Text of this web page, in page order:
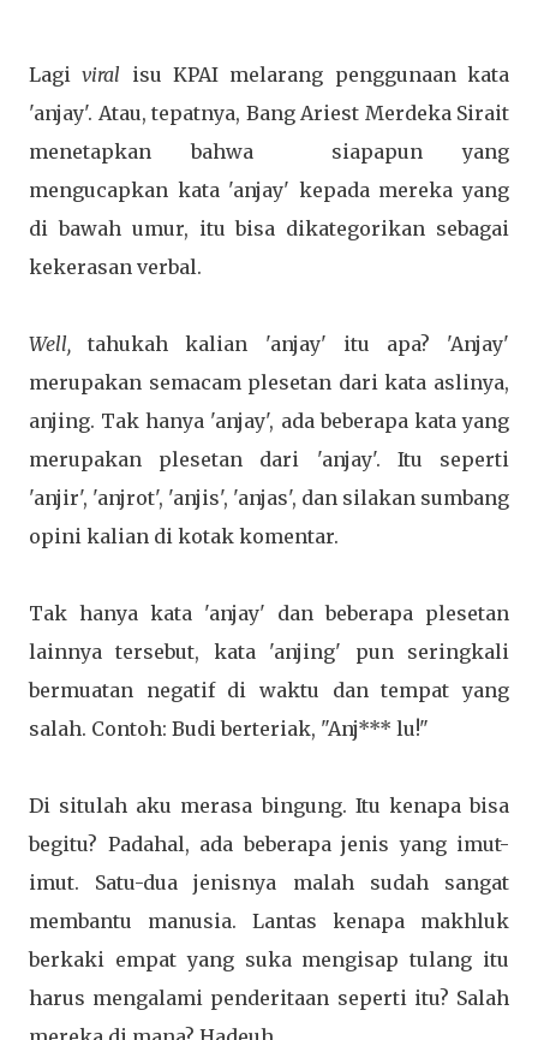
Lagiviral isu KPAI melarang penggunaan kata
'anjay'. Atau, tepatnya, Bang Ariest Merdeka Sirait
menetapkan bahwa siapapun yang
mengucapkan kata 'anjay' kepada mereka yang
di bawah umur, itu bisa dikategorikan sebagai
kekerasan verbal.
Well, tahukah kalian 'anjay' itu apa? 'Anjay'
merupakan semacam plesetan dari kata aslinya,
anjing. Tak hanya 'anjay', ada beberapa kata yang
merupakan plesetan dari 'anjay'. Itu seperti
'anjir', 'anjrot', 'anjis', 'anjas', dan silakan sumbang
opini kalian di kotak komentar.
Tak hanya kata 'anjay' dan beberapa plesetan
lainnya tersebut, kata 'anjing' pun seringkali
bermuatan negatif di waktu dan tempat yang
salah. Contoh: Budi berteriak, "Anj*** lu!"
Di situlah aku merasa bingung. Itu kenapa bisa
begitu? Padahal, ada beberapa jenis yang imut-
imut. Satu-dua jenisnya malah sudah sangat
membantu manusia. Lantas kenapa makhluk
berkaki empat yang suka mengisap tulang itu
harus mengalami penderitaan seperti itu? Salah